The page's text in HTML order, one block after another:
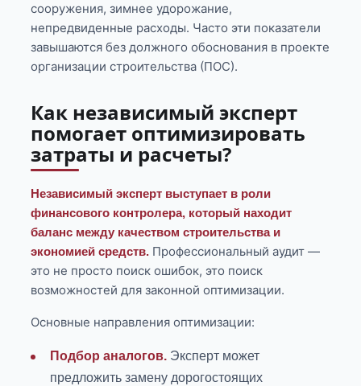
сооружения, зимнее удорожание,
непредвиденные расходы. Часто эти показатели
завышаются без должного обоснования в проекте
организации строительства (ПОС).
Как независимый эксперт
помогает оптимизировать
затраты и расчеты?
Независимый эксперт выступает в роли
финансового контролера, который находит
баланс между качеством строительства и
экономией средств. Профессиональный аудит —
это не просто поиск ошибок, это поиск
возможностей для законной оптимизации.
Основные направления оптимизации:
Подбор аналогов. Эксперт может
предложить замену дорогостоящих